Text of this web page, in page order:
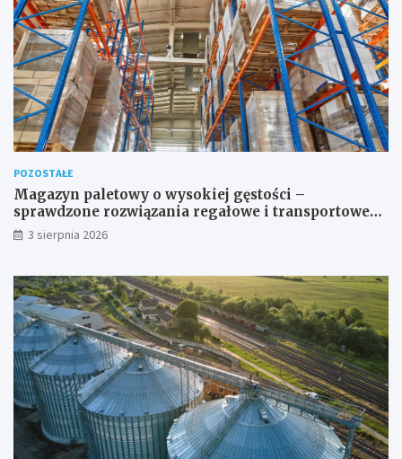
POZOSTAŁE
Magazyn paletowy o wysokiej gęstości –
sprawdzone rozwiązania regałowe i transportowe
dla wymagających przestrzeni
3 sierpnia 2026